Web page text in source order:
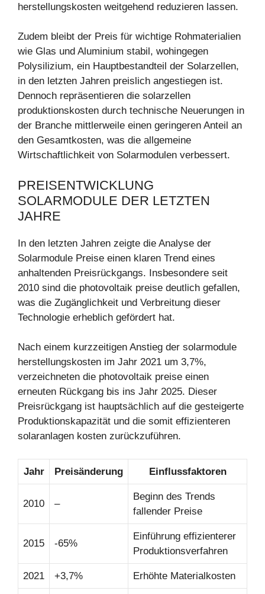
herstellungskosten weitgehend reduzieren lassen.
Zudem bleibt der Preis für wichtige Rohmaterialien
wie Glas und Aluminium stabil, wohingegen
Polysilizium, ein Hauptbestandteil der Solarzellen,
in den letzten Jahren preislich angestiegen ist.
Dennoch repräsentieren die solarzellen
produktionskosten durch technische Neuerungen in
der Branche mittlerweile einen geringeren Anteil an
den Gesamtkosten, was die allgemeine
Wirtschaftlichkeit von Solarmodulen verbessert.
PREISENTWICKLUNG
SOLARMODULE DER LETZTEN
JAHRE
In den letzten Jahren zeigte die Analyse der
Solarmodule Preise einen klaren Trend eines
anhaltenden Preisrückgangs. Insbesondere seit
2010 sind die photovoltaik preise deutlich gefallen,
was die Zugänglichkeit und Verbreitung dieser
Technologie erheblich gefördert hat.
Nach einem kurzzeitigen Anstieg der solarmodule
herstellungskosten im Jahr 2021 um 3,7%,
verzeichneten die photovoltaik preise einen
erneuten Rückgang bis ins Jahr 2025. Dieser
Preisrückgang ist hauptsächlich auf die gesteigerte
Produktionskapazität und die somit effizienteren
solaranlagen kosten zurückzuführen.
Jahr Preisänderung Einflussfaktoren
2010 –
Beginn des Trends
fallender Preise
2015 -65%
Einführung effizienterer
Produktionsverfahren
2021 +3,7% Erhöhte Materialkosten